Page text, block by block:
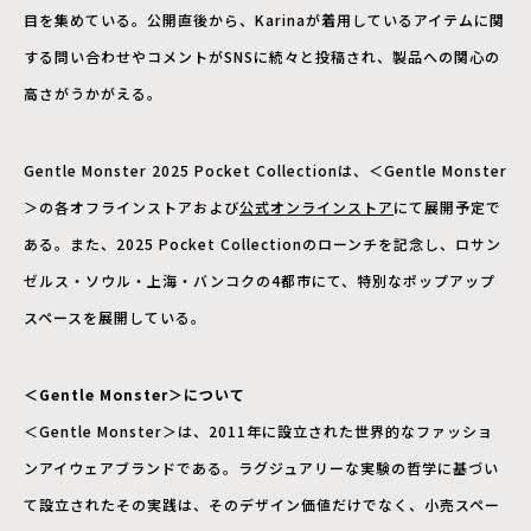
目を集めている。公開直後から、Karinaが着用しているアイテムに関
する問い合わせやコメントがSNSに続々と投稿され、製品への関心の
高さがうかがえる。
Gentle Monster 2025 Pocket Collectionは、＜Gentle Monster
＞の各オフラインストアおよび公式オンラインストアにて展開予定で
ある。また、2025 Pocket Collectionのローンチを記念し、ロサン
ゼルス・ソウル・上海・バンコクの4都市にて、特別なポップアップ
スペースを展開している。
＜Gentle Monster＞について
＜Gentle Monster＞は、2011年に設立された世界的なファッショ
ンアイウェアブランドである。ラグジュアリーな実験の哲学に基づい
て設立されたその実践は、そのデザイン価値だけでなく、小売スペー